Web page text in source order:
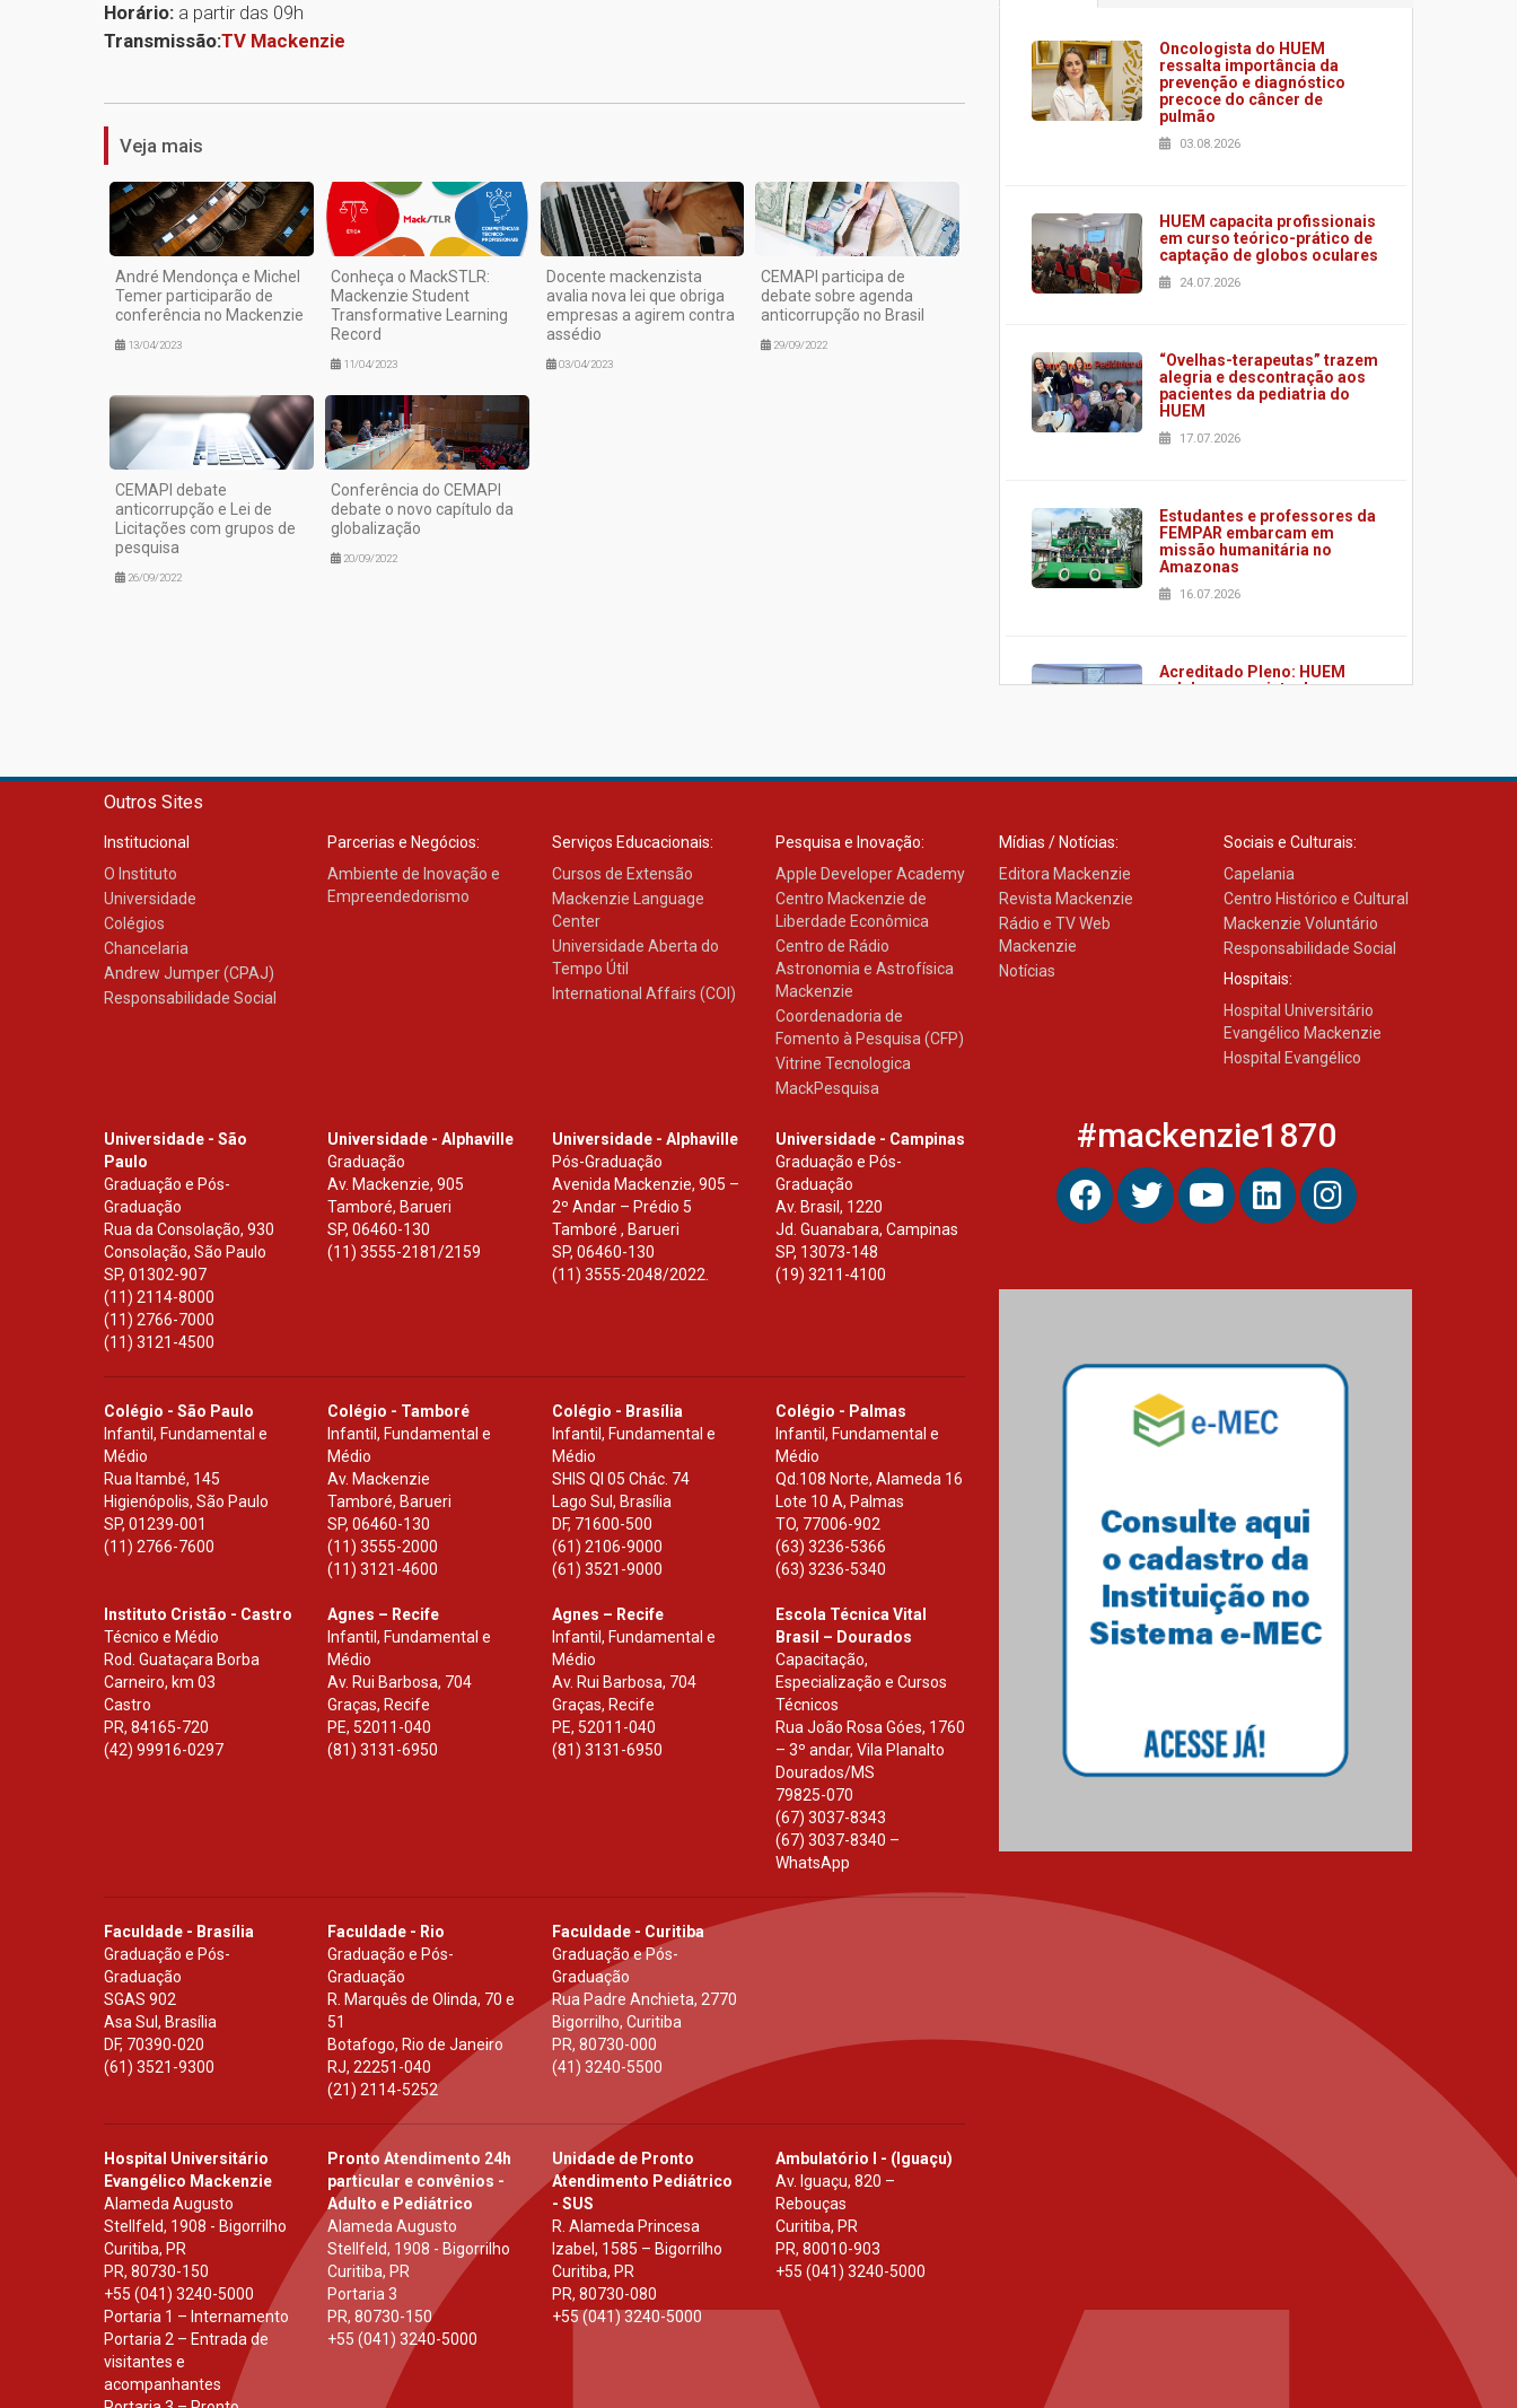
Horário: a partir das 09h
Transmissão:TV Mackenzie
Veja mais
André Mendonça e Michel
Temer participarão de
conferência no Mackenzie
13/04/2023
Conheça o MackSTLR:
Mackenzie Student
Transformative Learning
Record
11/04/2023
Docente mackenzista
avalia nova lei que obriga
empresas a agirem contra
assédio
03/04/2023
CEMAPI participa de
debate sobre agenda
anticorrupção no Brasil
29/09/2022
CEMAPI debate
anticorrupção e Lei de
Licitações com grupos de
pesquisa
26/09/2022
Conferência do CEMAPI
debate o novo capítulo da
globalização
20/09/2022
Oncologista do HUEM
ressalta importância da
prevenção e diagnóstico
precoce do câncer de
pulmão
03.08.2026
HUEM capacita profissionais
em curso teórico-prático de
captação de globos oculares
24.07.2026
“Ovelhas-terapeutas” trazem
alegria e descontração aos
pacientes da pediatria do
HUEM
17.07.2026
Estudantes e professores da
FEMPAR embarcam em
missão humanitária no
Amazonas
16.07.2026
Acreditado Pleno: HUEM
celebra conquista de
sistema de UTI's inteligentes
06.07.2026
Banco de Multitecidos do
referência mundial em
transplante de tecidos
03.07.2026
debate novidades sobre
estudos e tratamentos
23.06.2026
de agosto
HUEM recebe certificação
Ouro do programa
Segurança em Alta da
Unimed Curitiba
Outros Sites
Institucional
O Instituto
Universidade
Colégios
Chancelaria
Andrew Jumper (CPAJ)
Responsabilidade Social
Parcerias e Negócios:
Ambiente de Inovação e
Empreendedorismo
Serviços Educacionais:
Cursos de Extensão
Mackenzie Language
Center
Universidade Aberta do
Tempo Útil
International Affairs (COI)
Pesquisa e Inovação:
Apple Developer Academy
Centro Mackenzie de
Liberdade Econômica
Centro de Rádio
Astronomia e Astrofísica
Mackenzie
Coordenadoria de
Fomento à Pesquisa (CFP)
Vitrine Tecnologica
MackPesquisa
Mídias / Notícias:
Editora Mackenzie
Revista Mackenzie
Rádio e TV Web
Mackenzie
Notícias
Sociais e Culturais:
Capelania
Centro Histórico e Cultural
Mackenzie Voluntário
Responsabilidade Social
Hospitais:
Hospital Universitário
Evangélico Mackenzie
Hospital Evangélico
Universidade - São
Paulo
Graduação e Pós-
Graduação
Rua da Consolação, 930
Consolação, São Paulo
SP, 01302-907
(11) 2114-8000
(11) 2766-7000
(11) 3121-4500
Universidade - Alphaville
Graduação
Av. Mackenzie, 905
Tamboré, Barueri
SP,06460-130
(11) 3555-2181/2159
Universidade - Alphaville
Pós-Graduação
Avenida Mackenzie, 905 –
2º Andar – Prédio 5
Tamboré , Barueri
SP, 06460-130
(11) 3555-2048/2022.
Universidade - Campinas
Graduação e Pós-
Graduação
Av. Brasil, 1220
Jd. Guanabara, Campinas
SP, 13073-148
(19) 3211-4100
Colégio - São Paulo
Infantil, Fundamental e
Médio
Rua Itambé, 145
Higienópolis, São Paulo
SP, 01239-001
(11) 2766-7600
Colégio - Tamboré
Infantil, Fundamental e
Médio
Av. Mackenzie
Tamboré, Barueri
SP,06460-130
(11) 3555-2000
(11) 3121-4600
Colégio - Brasília
Infantil, Fundamental e
Médio
SHIS Ql 05 Chác. 74
Lago Sul, Brasília
DF, 71600-500
(61) 2106-9000
(61) 3521-9000
Colégio - Palmas
Infantil, Fundamental e
Médio
Qd.108 Norte, Alameda 16
Lote 10 A, Palmas
TO, 77006-902
(63) 3236-5366
(63) 3236-5340
Instituto Cristão - Castro
Técnico e Médio
Rod. Guataçara Borba
Carneiro, km 03
Castro
PR, 84165-720
(42) 99916-0297
Agnes – Recife
Infantil, Fundamental e
Médio
Av. Rui Barbosa, 704
Graças, Recife
PE, 52011-040
(81) 3131-6950
Agnes – Recife
Infantil, Fundamental e
Médio
Av. Rui Barbosa, 704
Graças, Recife
PE, 52011-040
(81) 3131-6950
Escola Técnica Vital
Brasil – Dourados
Capacitação,
Especialização e Cursos
Técnicos
Rua João Rosa Góes, 1760
– 3º andar, Vila Planalto
Dourados/MS
79825-070
(67) 3037-8343
(67) 3037-8340 –
WhatsApp
Faculdade - Brasília
Graduação e Pós-
Graduação
SGAS 902
Asa Sul, Brasília
DF, 70390-020
(61) 3521-9300
Faculdade - Rio
Graduação e Pós-
Graduação
R. Marquês de Olinda, 70 e
51
Botafogo, Rio de Janeiro
RJ,22251-040
(21) 2114-5252
Faculdade - Curitiba
Graduação e Pós-
Graduação
Rua Padre Anchieta, 2770
Bigorrilho, Curitiba
PR, 80730-000
(41) 3240-5500
Hospital Universitário
Evangélico Mackenzie
Alameda Augusto
Stellfeld, 1908 - Bigorrilho
Curitiba, PR
PR, 80730-150
+55 (041) 3240-5000
Portaria 1 – Internamento
Portaria 2 – Entrada de
visitantes e
acompanhantes
Pronto Atendimento 24h
particular e convênios -
Adulto e Pediátrico
Alameda Augusto
Stellfeld, 1908 - Bigorrilho
Curitiba, PR
Portaria 3
PR,80730-150
+55 (041) 3240-5000
Unidade de Pronto
Atendimento Pediátrico
- SUS
R. Alameda Princesa
Izabel, 1585 – Bigorrilho
Curitiba, PR
PR, 80730-080
+55 (041) 3240-5000
Ambulatório I - (Iguaçu)
Av. Iguaçu, 820 –
Rebouças
Curitiba, PR
PR, 80010-903
+55 (041) 3240-5000
#mackenzie1870